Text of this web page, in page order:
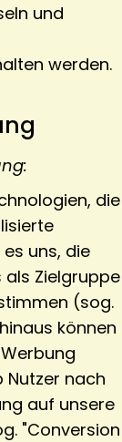
und
werden.
die
uns, die
Zielgruppe
(sog.
können
Nutzer nach
auf unsere
"Conversion